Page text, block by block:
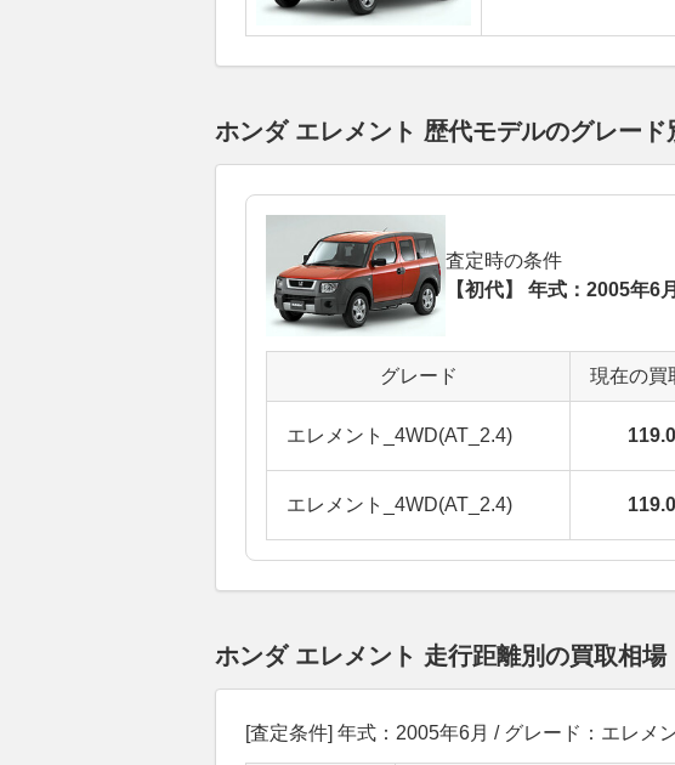
ホンダ エレメント 歴代モデルのグレー
査定時の条件
【初代】 年式：2005年6
グレード 現在の買
エレメント_4WD(AT_2.4)
エレメント_4WD(AT_2.4)
ホンダ エレメント 走行距離別の買取相場
[査定条件] 年式：2005年6月 / グレード：エレメ